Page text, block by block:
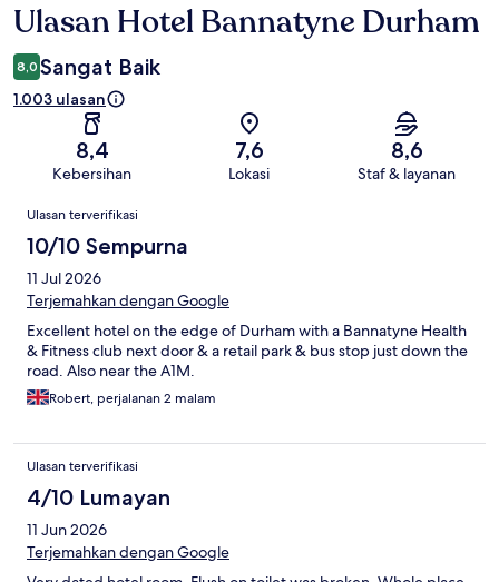
Ulasan
Ulasan Hotel Bannatyne Durham
8,0 Sangat Baik
1.003 ulasan
8,4
Kebersihan
7,6
Lokasi
8,6
Staf & layanan
Ulasan
Ulasan terverifikasi
10/10 Sempurna
11 Jul 2026
Terjemahkan dengan Google
Excellent hotel on the edge of Durham with a Bannatyne Health
& Fitness club next door & a retail park & bus stop just down the
road. Also near the A1M.
Robert, perjalanan 2 malam
Ulasan terverifikasi
4/10 Lumayan
11 Jun 2026
Terjemahkan dengan Google